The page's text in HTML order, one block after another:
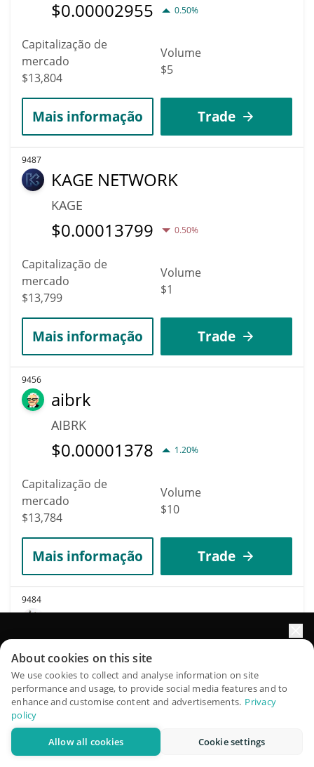
$0.00002955 0.50%
Capitalização de
mercado
$13,804
Volume
$5
Mais informação Trade
9487
KAGE NETWORK
KAGE
$0.00013799 0.50%
Capitalização de
mercado
$13,799
Volume
$1
Mais informação Trade
9456
aibrk
AIBRK
$0.00001378 1.20%
Capitalização de
mercado
$13,784
Volume
$10
Mais informação Trade
9484
Molecule
MOLECULE
$0 2.60%
Capitalização de
mercado
$13,777
QuantPilot é uma plataforma completa de estratégias onde
agentes autônomos criam, fazem backtest e otimizam suas
estratégias e conduzem pesquisas de mercado
Experimente grátis
About cookies on this site
We use cookies to collect and analyse information on site
performance and usage, to provide social media features and to
enhance and customise content and advertisements. Privacy
policy
Allow all cookies Cookie settings